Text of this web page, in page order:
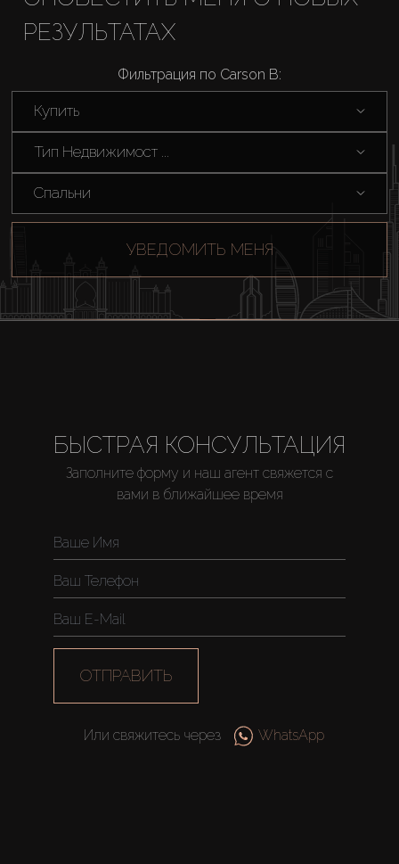
Продажа
Новостройки
AX Journal
Каталоги
Агенты
РЕЗУЛЬТАТАХ
Фильтрация по Carson B:
Купить
Тип Недвижимост ...
Спальни
УВЕДОМИТЬ МЕНЯ
БЫСТРАЯ КОНСУЛЬТАЦИЯ
Заполните форму и наш агент свяжется с
вами в ближайшее время
ОТПРАВИТЬ
Или свяжитесь через WhatsApp